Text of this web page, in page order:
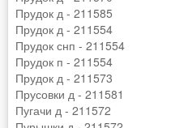
Прудок д - 211585
Прудок д - 211554
Прудок снп - 211554
Прудок п - 211554
Прудок д - 211573
Прусовки д - 211581
Пугачи д - 211572